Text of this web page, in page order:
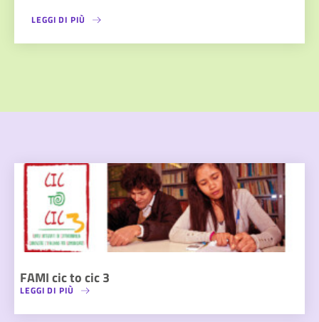
LEGGI DI PIÙ
FAMI cic to cic 3
LEGGI DI PIÙ